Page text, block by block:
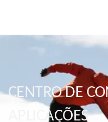
CENTRO DE
APLICAÇÕES